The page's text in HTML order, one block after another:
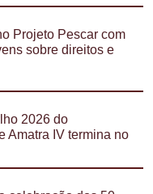
Projeto Pescar com
sobre direitos e
2026 do
Amatra IV termina no